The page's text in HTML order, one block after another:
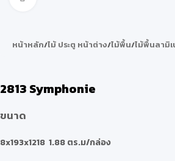
หน้าหลัก/ไม้ ประตู หน้าต่าง/ไม้พื้น/ไม้พื้นลามิ
2813 Symphonie
ขนาด
8x193x1218 1.88 ตร.ม/กล่อง